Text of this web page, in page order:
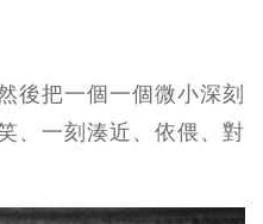
後把一個一個微小深刻
、一刻湊近、依偎、對